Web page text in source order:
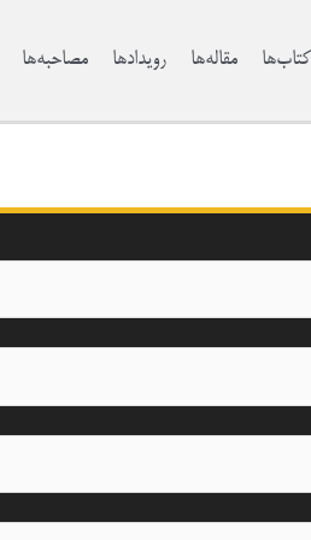
کتاب‌ها مقاله‌ها رویدادها مصاحبه‌ها